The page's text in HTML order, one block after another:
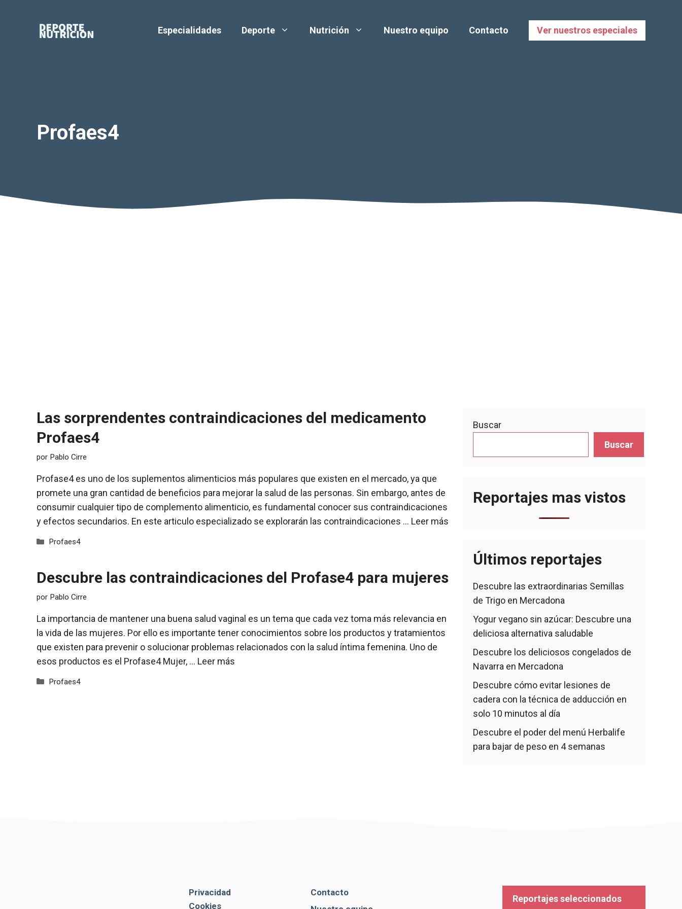
Especialidades Deporte Nutrición Nuestro equipo Contacto Ver nuestros especiales
Profaes4
Las sorprendentes contraindicaciones del medicamento
Profaes4
por Pablo Cirre
Profase4 es uno de los suplementos alimenticios más populares que existen en el mercado, ya que
promete una gran cantidad de beneficios para mejorar la salud de las personas. Sin embargo, antes de
consumir cualquier tipo de complemento alimenticio, es fundamental conocer sus contraindicaciones
y efectos secundarios. En este articulo especializado se explorarán las contraindicaciones … Leer más
Categorías
Profaes4
Descubre las contraindicaciones del Profase4 para mujeres
por Pablo Cirre
La importancia de mantener una buena salud vaginal es un tema que cada vez toma más relevancia en
la vida de las mujeres. Por ello es importante tener conocimientos sobre los productos y tratamientos
que existen para prevenir o solucionar problemas relacionados con la salud íntima femenina. Uno de
esos productos es el Profase4 Mujer, … Leer más
Categorías
Profaes4
Buscar
Buscar
Reportajes mas vistos
Últimos reportajes
Descubre las extraordinarias Semillas
de Trigo en Mercadona
Yogur vegano sin azúcar: Descubre una
deliciosa alternativa saludable
Descubre los deliciosos congelados de
Navarra en Mercadona
Descubre cómo evitar lesiones de
cadera con la técnica de adducción en
solo 10 minutos al día
Descubre el poder del menú Herbalife
para bajar de peso en 4 semanas
Privacidad
Cookies
Contacto
Reportajes seleccionados